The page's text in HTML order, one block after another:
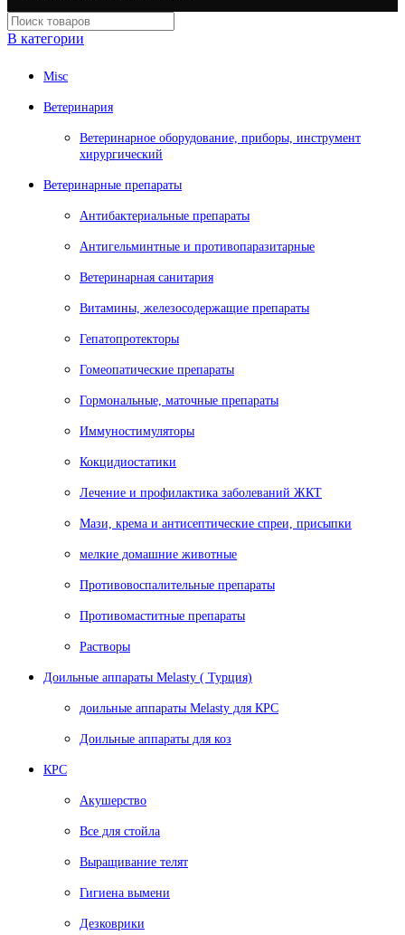
В категории
Misc
Ветеринария
Ветеринарное оборудование, приборы, инструмент
хирургический
Ветеринарные препараты
Антибактериальные препараты
Антигельминтные и противопаразитарные
Ветеринарная санитария
Витамины, железосодержащие препараты
Гепатопротекторы
Гомеопатические препараты
Гормональные, маточные препараты
Иммуностимуляторы
Кокцидиостатики
Лечение и профилактика заболеваний ЖКТ
Мази, крема и антисептические спреи, присыпки
мелкие домашние животные
Противовоспалительные препараты
Противомаститные препараты
Растворы
Доильные аппараты Melasty ( Турция)
доильные аппараты Melasty для КРС
Доильные аппараты для коз
КРС
Акушерство
Все для стойла
Выращивание телят
Гигиена вымени
Дезковрики